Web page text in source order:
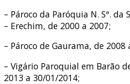
– Pároco da Paróquia N. Sª. da
– Erechim, de 2000 a 2007;
– Pároco de Gaurama, de 2008
– Vigário Paroquial em Barão
2013 a 30/01/2014;